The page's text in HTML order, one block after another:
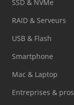
SSD & NVMe
RAID & Serveurs
USB & Flash
Smartphone
Mac & Laptop
Entreprises & pros